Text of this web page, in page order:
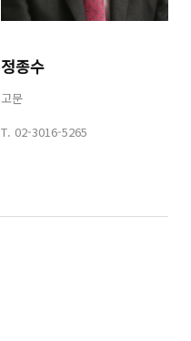
정종수
고문
T. 02-3016-5265